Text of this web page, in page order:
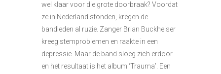
wel klaar voor die grote doorbraak? Voordat
ze in Nederland stonden, kregen de
bandleden al ruzie. Zanger Brian Buckheiser
kreeg stemproblemen en raakte in een
depressie. Maar de band sloeg zich erdoor
en het resultaat is het album ‘Trauma’. Een